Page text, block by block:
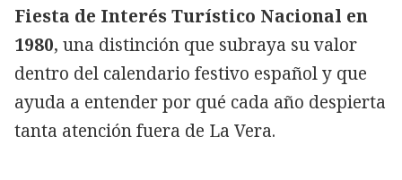
Fiesta de Interés Turístico Nacional en
1980, una distinción que subraya su valor
dentro del calendario festivo español y que
ayuda a entender por qué cada año despierta
tanta atención fuera de La Vera.